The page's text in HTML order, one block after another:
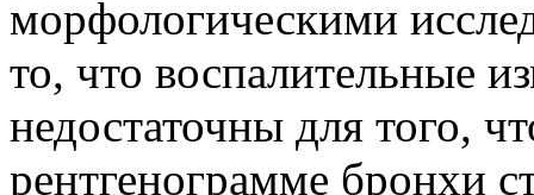
морфологическими
то, что воспалительные
недостаточны для того,
рентгенограмме бронхи